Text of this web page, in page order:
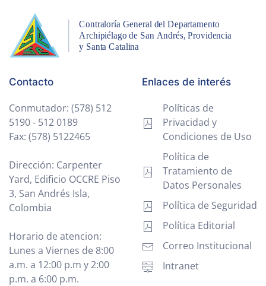
Contacto
Conmutador: (578) 512
5190 - 512 0189
Fax: (578) 5122465
Dirección: Carpenter
Yard, Edificio OCCRE Piso
3, San Andrés Isla,
Colombia
Horario de atencion:
Lunes a Viernes de 8:00
a.m. a 12:00 p.m y 2:00
p.m. a 6:00 p.m.
Enlaces de interés
Políticas de
Privacidad y
Condiciones de Uso
Política de
Tratamiento de
Datos Personales
Política de Seguridad
Política Editorial
Correo Institucional
Intranet